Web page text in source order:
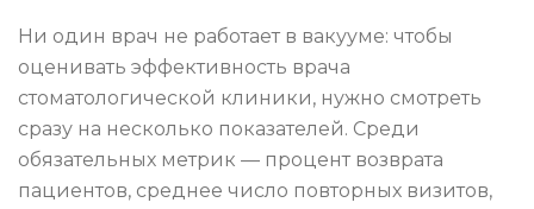
Ни один врач не работает в вакууме: чтобы
оценивать эффективность врача
стоматологической клиники, нужно смотреть
сразу на несколько показателей. Среди
обязательных метрик — процент возврата
пациентов, среднее число повторных визитов,